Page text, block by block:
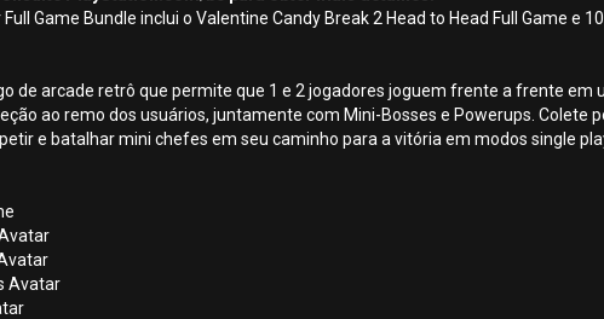
Game Bundle inclui o Valentine Candy Break 2 Head to Head Full Game e
de arcade retrô que permite que 1 e 2 jogadores joguem frente a frente
ao remo dos usuários, juntamente com Mini-Bosses e Powerups. Colete
e batalhar mini chefes em seu caminho para a vitória em modos single
Avatar